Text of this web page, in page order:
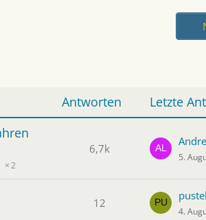
Antworten
Letzte
2
6,7k
5.
12
4.